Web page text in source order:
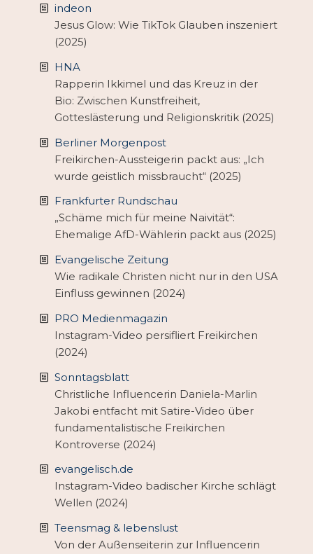
indeon
Jesus Glow: Wie TikTok Glauben inszeniert
(2025)
HNA
Rapperin Ikkimel und das Kreuz in der
Bio: Zwischen Kunstfreiheit,
Gotteslästerung und Religionskritik (2025)
Berliner Morgenpost
Freikirchen-Aussteigerin packt aus: „Ich
wurde geistlich missbraucht“ (2025)
Frankfurter Rundschau
„Schäme mich für meine Naivität“:
Ehemalige AfD-Wählerin packt aus (2025)
Evangelische Zeitung
Wie radikale Christen nicht nur in den USA
Einfluss gewinnen (2024)
PRO Medienmagazin
Instagram-Video persifliert Freikirchen
(2024)
Sonntagsblatt
Christliche Influencerin Daniela-Marlin
Jakobi entfacht mit Satire-Video über
fundamentalistische Freikirchen
Kontroverse (2024)
evangelisch.de
Instagram-Video badischer Kirche schlägt
Wellen (2024)
Teensmag & lebenslust
Von der Außenseiterin zur Influencerin